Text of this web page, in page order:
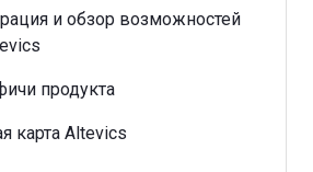
и обзор возможностей
продукта
карта Altevics